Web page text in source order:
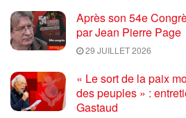
Après son 54e
par Jean Pierre Page
29 JUILLET 2026
« Le sort de la paix
des peuples » :
Gastaud